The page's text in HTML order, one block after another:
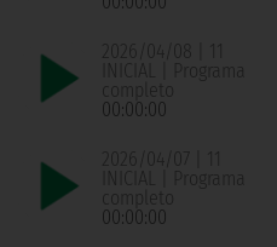
2026/04/08 | 11
INICIAL | Programa
completo
00:00:00
2026/04/07 | 11
INICIAL | Programa
completo
00:00:00